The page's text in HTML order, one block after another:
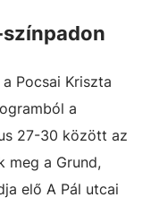
Pocsai Kriszta
a
27-30 között az
meg a Grund,
elő A Pál utcai